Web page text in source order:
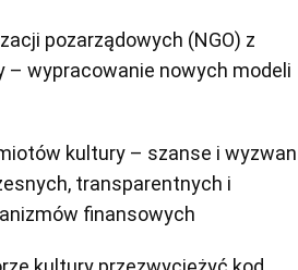
pozarządowych (NGO) z
wypracowanie nowych modeli
kultury – szanse i
transparentnych i
finansowych